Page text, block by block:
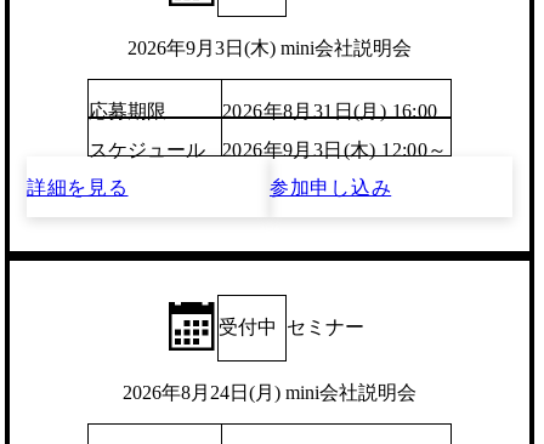
2026年9月3日(木) mini会社説明会
応募期限
2026年8月31日(月) 16:00
スケジュール
2026年9月3日(木) 12:00～
詳細を見る
参加申し込み
受付中 セミナー
2026年8月24日(月) mini会社説明会